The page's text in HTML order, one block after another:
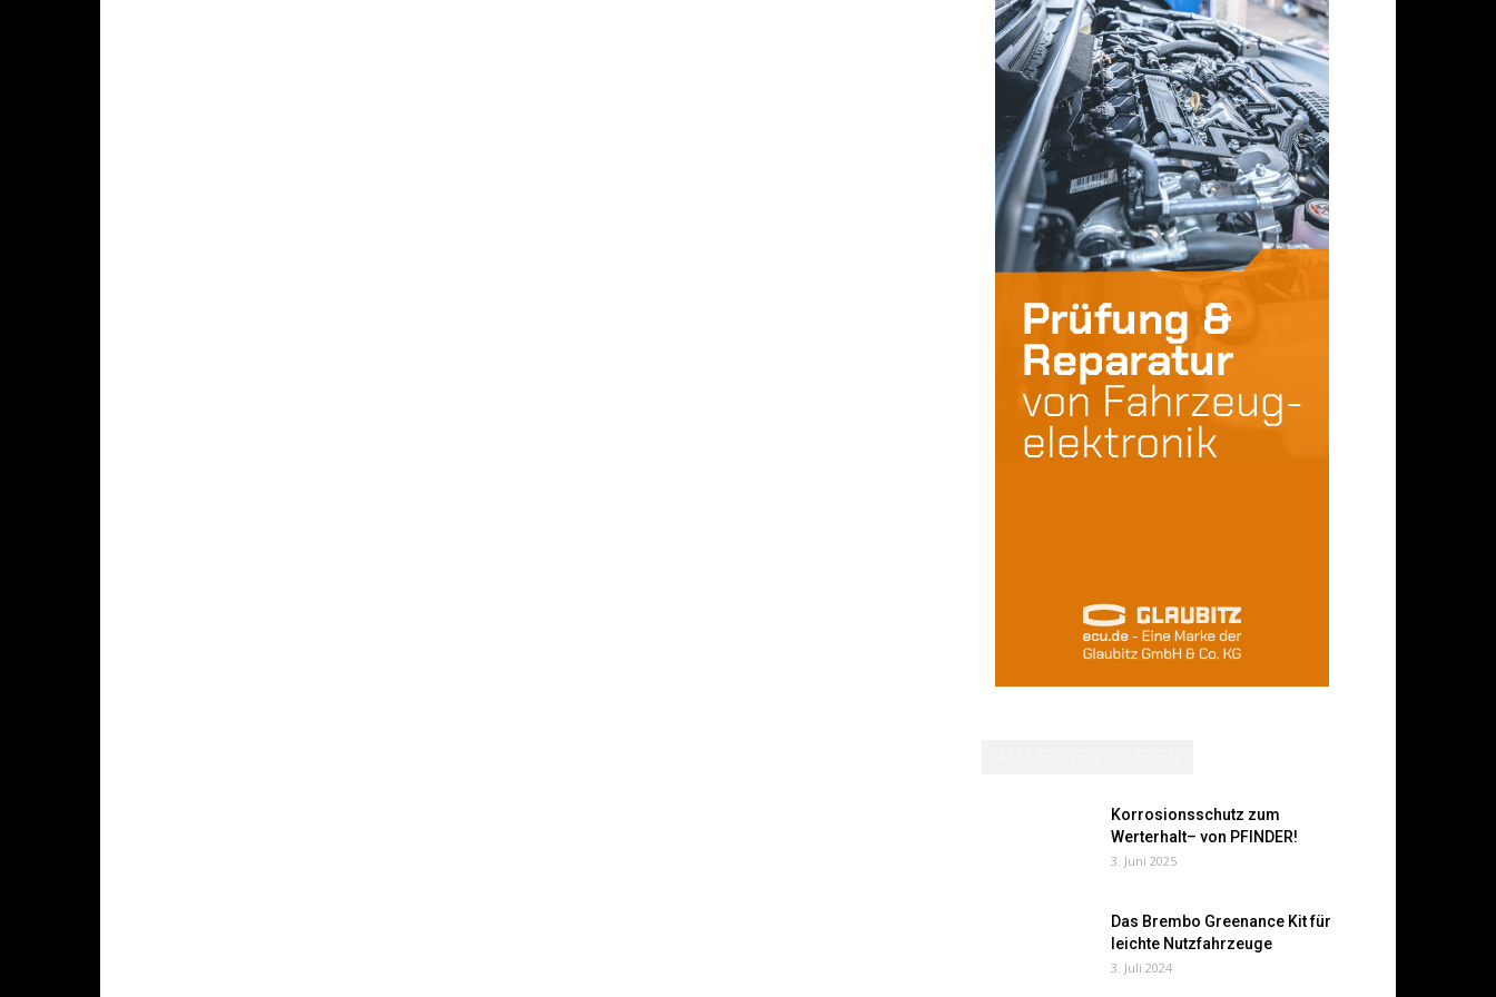
Korrosionsschutz zum
Werterhalt– von PFINDER!
3. Juni 2025
Das Brembo Greenance Kit für
leichte Nutzfahrzeuge
3. Juli 2024